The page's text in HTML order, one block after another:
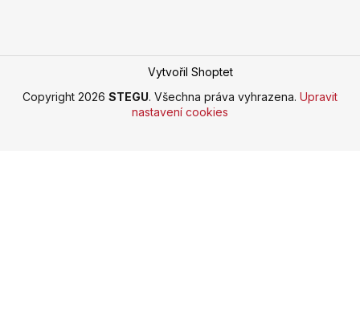
Vytvořil Shoptet
Copyright 2026 STEGU. Všechna práva vyhrazena. Upravit
nastavení cookies